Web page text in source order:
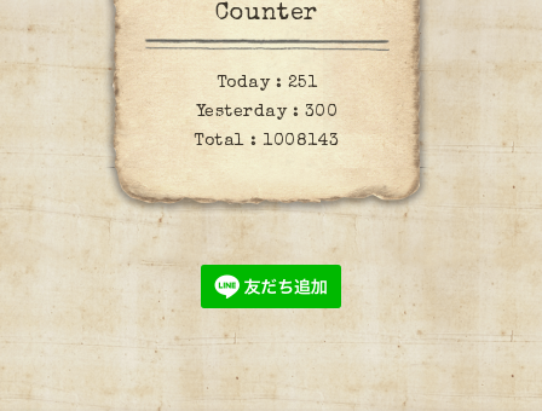
Counter
Today : 251
Yesterday : 300
Total :1008143